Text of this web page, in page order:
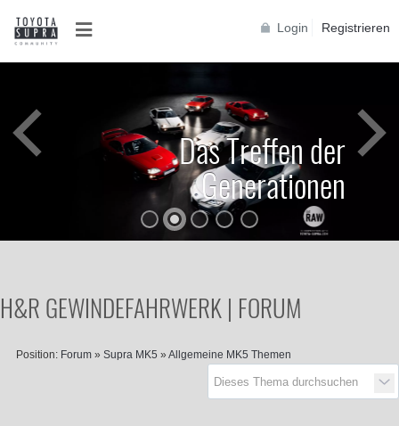
Login Registrieren
Das Treffen der
Generationen
H&R GEWINDEFAHRWERK | FORUM
Position: Forum » Supra MK5 » Allgemeine MK5 Themen